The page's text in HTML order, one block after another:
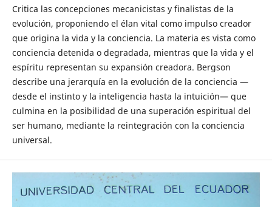
Critica las concepciones mecanicistas y finalistas de la
evolución, proponiendo el élan vital como impulso creador
que origina la vida y la conciencia. La materia es vista como
conciencia detenida o degradada, mientras que la vida y el
espíritu representan su expansión creadora. Bergson
describe una jerarquía en la evolución de la conciencia —
desde el instinto y la inteligencia hasta la intuición— que
culmina en la posibilidad de una superación espiritual del
ser humano, mediante la reintegración con la conciencia
universal.